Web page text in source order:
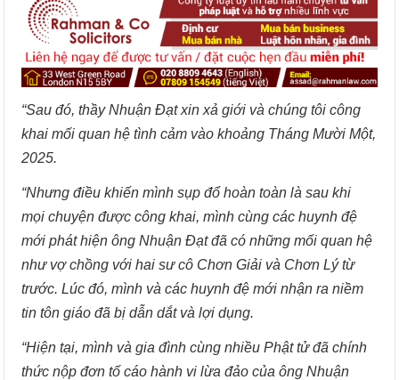
“Sau đó, thầy Nhuận Đạt xin xả giới và chúng tôi công
khai mối quan hệ tình cảm vào khoảng Tháng Mười Một,
2025.
“Nhưng điều khiến mình sụp đổ hoàn toàn là sau khi
mọi chuyện được công khai, mình cùng các huynh đệ
mới phát hiện ông Nhuận Đạt đã có những mối quan hệ
như vợ chồng với hai sư cô Chơn Giải và Chơn Lý từ
trước. Lúc đó, mình và các huynh đệ mới nhận ra niềm
tin tôn giáo đã bị dẫn dắt và lợi dụng.
“Hiện tại, mình và gia đình cùng nhiều Phật tử đã chính
thức nộp đơn tố cáo hành vi lừa đảo của ông Nhuận